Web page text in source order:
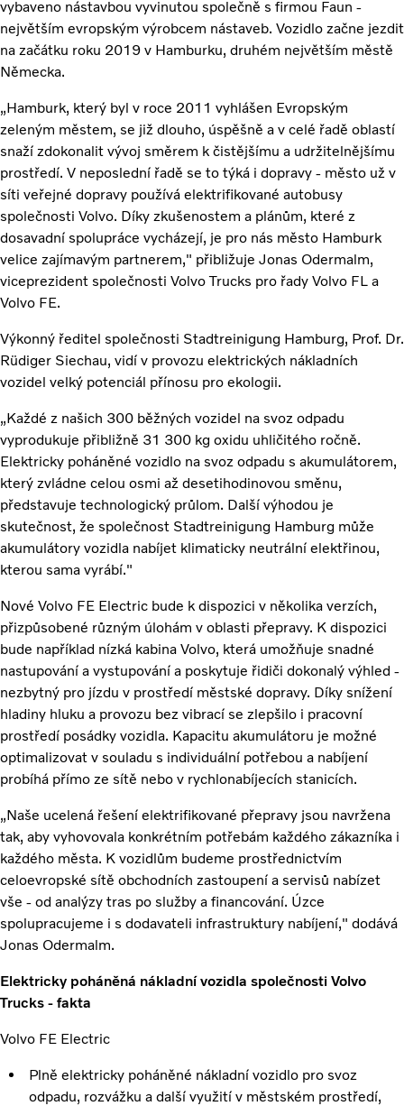
vybaveno nástavbou vyvinutou společně s firmou Faun -
největším evropským výrobcem nástaveb. Vozidlo začne jezdit
na začátku roku 2019 v Hamburku, druhém největším městě
Německa.
„Hamburk, který byl v roce 2011 vyhlášen Evropským
zeleným městem, se již dlouho, úspěšně a v celé řadě oblastí
snaží zdokonalit vývoj směrem k čistějšímu a udržitelnějšímu
prostředí. V neposlední řadě se to týká i dopravy - město už v
síti veřejné dopravy používá elektrifikované autobusy
společnosti Volvo. Díky zkušenostem a plánům, které z
dosavadní spolupráce vycházejí, je pro nás město Hamburk
velice zajímavým partnerem," přibližuje Jonas Odermalm,
viceprezident společnosti Volvo Trucks pro řady Volvo FL a
Volvo FE.
Výkonný ředitel společnosti Stadtreinigung Hamburg, Prof. Dr.
Rüdiger Siechau, vidí v provozu elektrických nákladních
vozidel velký potenciál přínosu pro ekologii.
„Každé z našich 300 běžných vozidel na svoz odpadu
vyprodukuje přibližně 31 300 kg oxidu uhličitého ročně.
Elektricky poháněné vozidlo na svoz odpadu s akumulátorem,
který zvládne celou osmi až desetihodinovou směnu,
představuje technologický průlom. Další výhodou je
skutečnost, že společnost Stadtreinigung Hamburg může
akumulátory vozidla nabíjet klimaticky neutrální elektřinou,
kterou sama vyrábí."
Nové Volvo FE Electric bude k dispozici v několika verzích,
přizpůsobené různým úlohám v oblasti přepravy. K dispozici
bude například nízká kabina Volvo, která umožňuje snadné
nastupování a vystupování a poskytuje řidiči dokonalý výhled -
nezbytný pro jízdu v prostředí městské dopravy. Díky snížení
hladiny hluku a provozu bez vibrací se zlepšilo i pracovní
prostředí posádky vozidla. Kapacitu akumulátoru je možné
optimalizovat v souladu s individuální potřebou a nabíjení
probíhá přímo ze sítě nebo v rychlonabíjecích stanicích.
„Naše ucelená řešení elektrifikované přepravy jsou navržena
tak, aby vyhovovala konkrétním potřebám každého zákazníka i
každého města. K vozidlům budeme prostřednictvím
celoevropské sítě obchodních zastoupení a servisů nabízet
vše - od analýzy tras po služby a financování. Úzce
spolupracujeme i s dodavateli infrastruktury nabíjení," dodává
Jonas Odermalm.
Elektricky poháněná nákladní vozidla společnosti Volvo
Trucks - fakta
Volvo FE Electric
Plně elektricky poháněné nákladní vozidlo pro svoz
odpadu, rozvážku a další využití v městském prostředí,